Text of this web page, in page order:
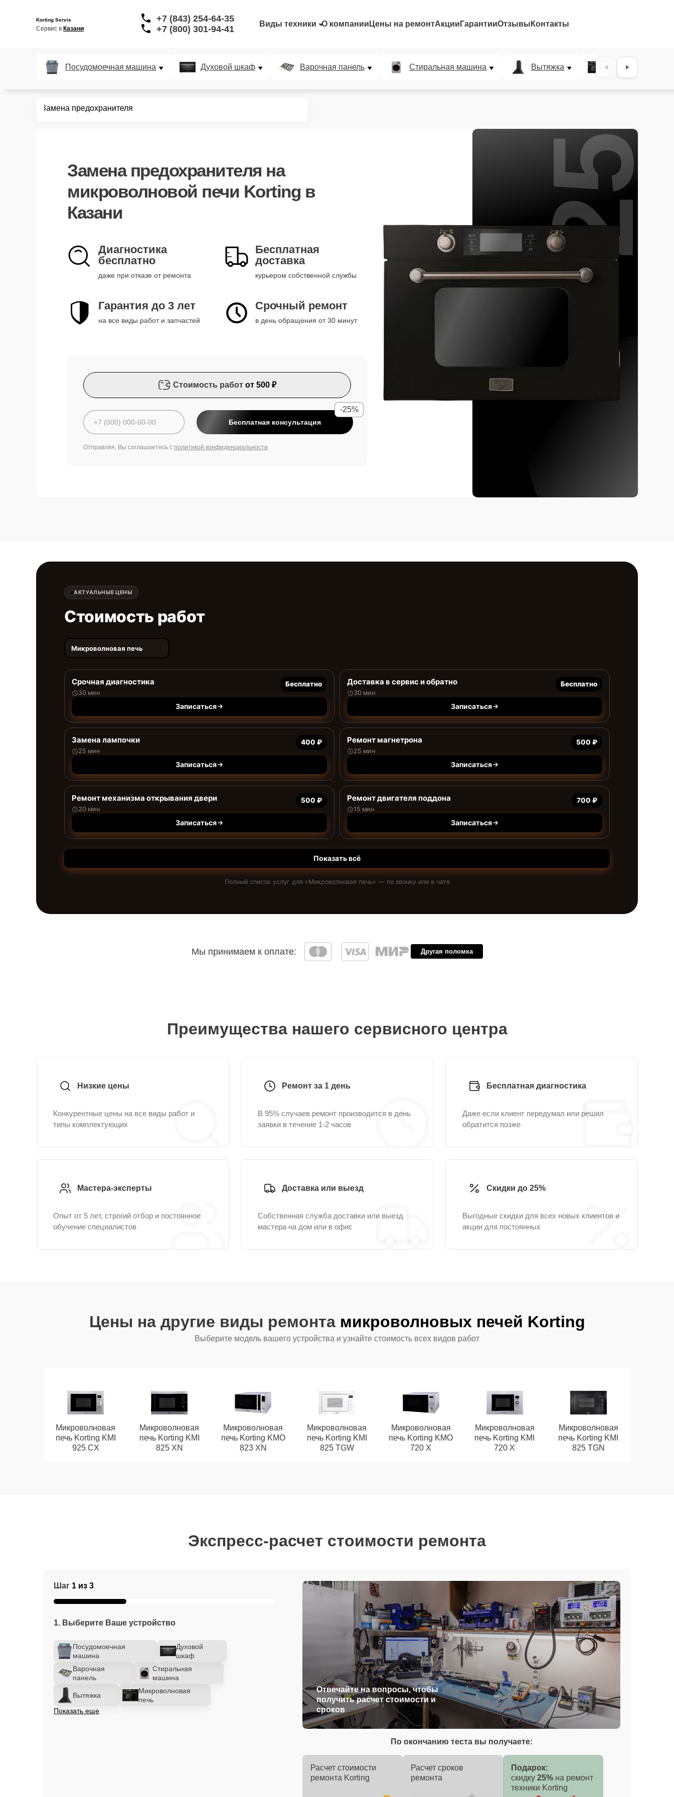
Korting Servis
Сервис в Казани
+7 (843) 254-64-35
+7 (800) 301-94-41
Виды техники О компании Цены на ремонтАкции ГарантииОтзывы Контакты
Посудомоечная машина Духовой шкаф Варочная панель Стиральная машина Вытяжка Микроволновая
Замена предохранителя
Замена предохранителя на
микроволновой печи Korting в
Казани
Диагностика
бесплатно
даже при отказе от ремонта
Бесплатная
доставка
курьером собственной службы
Гарантия до 3 лет
на все виды работ и запчастей
Срочный ремонт
в день обращения от 30 минут
Стоимость работ от 500 ₽
Бесплатная консультация
-25%
Отправляя, Вы соглашаетесь с политикой конфиденциальности
25%
АКТУАЛЬНЫЕ ЦЕНЫ
Стоимость работ
Микроволновая печь
Срочная диагностика
30 мин
Бесплатно
Записаться
Доставка в сервис и обратно
30 мин
Бесплатно
Записаться
Замена лампочки
25 мин
400 ₽
Записаться
Ремонт магнетрона
25 мин
500 ₽
Записаться
Ремонт механизма открывания двери
20 мин
500 ₽
Записаться
Ремонт двигателя поддона
15 мин
700 ₽
Записаться
Показать всё
Полный список услуг для «Микроволновая печь» — по звонку или в чате
Мы принимаем к оплате: Другая поломка
Преимущества нашего сервисного центра
Низкие цены
Конкурентные цены на все виды работ и
типы комплектующих
Ремонт за 1 день
В 95% случаев ремонт производится в день
заявки в течение 1-2 часов
Бесплатная диагностика
Даже если клиент передумал или решил
обратится позже
Мастера-эксперты
Опыт от 5 лет, строгий отбор и постоянное
обучение специалистов
Доставка или выезд
Собственная служба доставки или выезд
мастера на дом или в офис
Скидки до 25%
Выгодные скидки для всех новых клиентов и
акции для постоянных
Цены на другие виды ремонта микроволновых печей Korting
Выберите модель вашего устройства и узнайте стоимость всех видов работ
Микроволновая
печь Korting KMI
925 CX
Микроволновая
печь Korting KMI
825 XN
Микроволновая
печь Korting KMO
823 XN
Микроволновая
печь Korting KMI
825 TGW
Микроволновая
печь Korting KMO
720 X
Микроволновая
печь Korting KMI
720 X
Микроволновая
печь Korting KMI
825 TGN
Экспресс-расчет стоимости ремонта
Шаг 1 из 3
1. Выберите Ваше устройство
Посудомоечная
машина
Духовой
шкаф
Варочная
панель
Стиральная
машина
Вытяжка
Микроволновая
печь
Показать еще
Отвечайте на вопросы, чтобы
получить расчет стоимости и
сроков
По окончанию теста вы получаете:
Расчет стоимости
ремонта Korting
Расчет сроков
ремонта
Подарок:
скидку 25% на ремонт
техники Korting